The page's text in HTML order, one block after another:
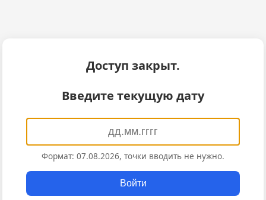
Доступ закрыт.
Введите текущую дату
Формат: 07.08.2026, точки вводить не нужно.
Войти